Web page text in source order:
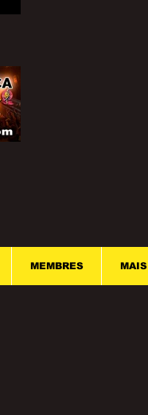
MEMBRES MAIS